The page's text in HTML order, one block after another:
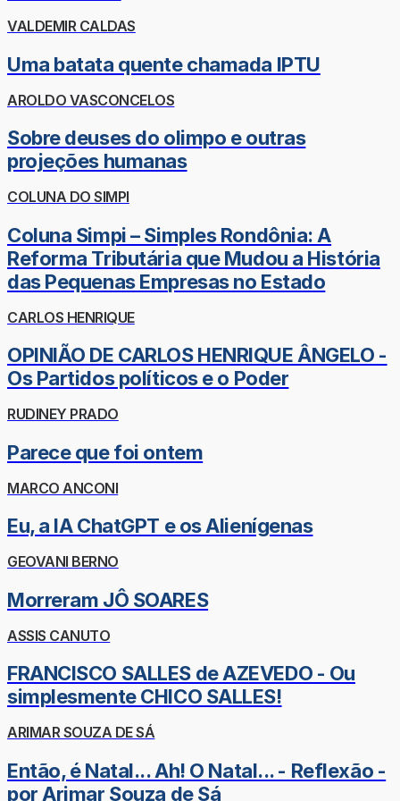
VALDEMIR CALDAS
Uma batata quente chamada IPTU
AROLDO VASCONCELOS
Sobre deuses do olimpo e outras
projeções humanas
COLUNA DO SIMPI
Coluna Simpi – Simples Rondônia: A
Reforma Tributária que Mudou a História
das Pequenas Empresas no Estado
CARLOS HENRIQUE
OPINIÃO DE CARLOS HENRIQUE ÂNGELO -
Os Partidos políticos e o Poder
RUDINEY PRADO
Parece que foi ontem
MARCO ANCONI
Eu, a IA ChatGPT e os Alienígenas
GEOVANI BERNO
Morreram JÔ SOARES
ASSIS CANUTO
FRANCISCO SALLES de AZEVEDO - Ou
simplesmente CHICO SALLES!
ARIMAR SOUZA DE SÁ
Então, é Natal... Ah! O Natal... - Reflexão -
por Arimar Souza de Sá